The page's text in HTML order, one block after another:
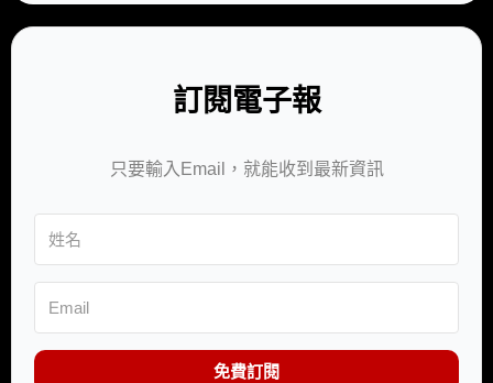
訂閱電子報
只要輸入Email，就能收到最新資訊
免費訂閱